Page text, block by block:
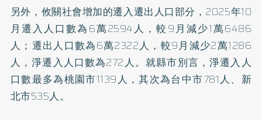
另外，攸關社會增加的遷入遷出人口部分，2025年10
月遷入人口數為6萬2594人，較9月減少1萬6486
人；遷出人口數為6萬2322人，較9月減少2萬1286
人，淨遷入人口數為272人。就縣市別言，淨遷入人
口數最多為桃園市1139人，其次為台中市781人、新
北市535人。